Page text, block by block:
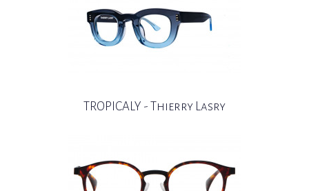
TROPICALY - Thierry Lasry